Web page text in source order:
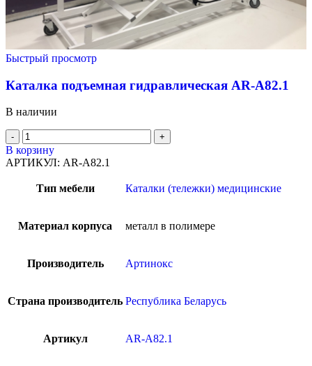
Быстрый просмотр
Каталка подъемная гидравлическая AR-A82.1
В наличии
В корзину
АРТИКУЛ: AR-A82.1
Тип мебели Каталки (тележки) медицинские
Материал корпуса металл в полимере
Производитель Артинокс
Страна производитель Республика Беларусь
Артикул AR-A82.1